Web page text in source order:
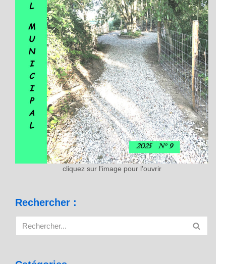
cliquez sur l'image pour l'ouvrir
Rechercher :